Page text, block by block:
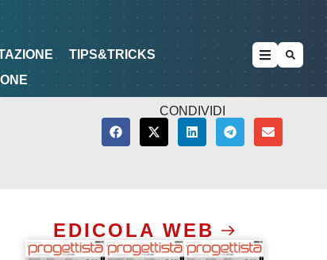
DI PROGETTAZIONE
TIPS&TRICKS
CONDIVIDI
EDICOLA WEB